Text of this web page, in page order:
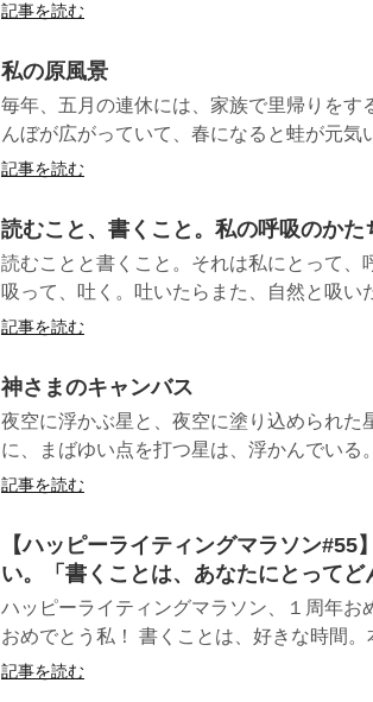
記事を読む
私の原風景
毎年、五月の連休には、家族で里帰りをす
んぼが広がっていて、春になると蛙が元気
記事を読む
読むこと、書くこと。私の呼吸のかた
読むことと書くこと。それは私にとって、
吸って、吐く。吐いたらまた、自然と吸い
記事を読む
神さまのキャンバス
夜空に浮かぶ星と、夜空に塗り込められた
に、まばゆい点を打つ星は、浮かんでいる
記事を読む
【ハッピーライティングマラソン
い。「書くことは、あなたにとってど
ハッピーライティングマラソン、１周年お
おめでとう私！ 書くことは、好きな時間
記事を読む